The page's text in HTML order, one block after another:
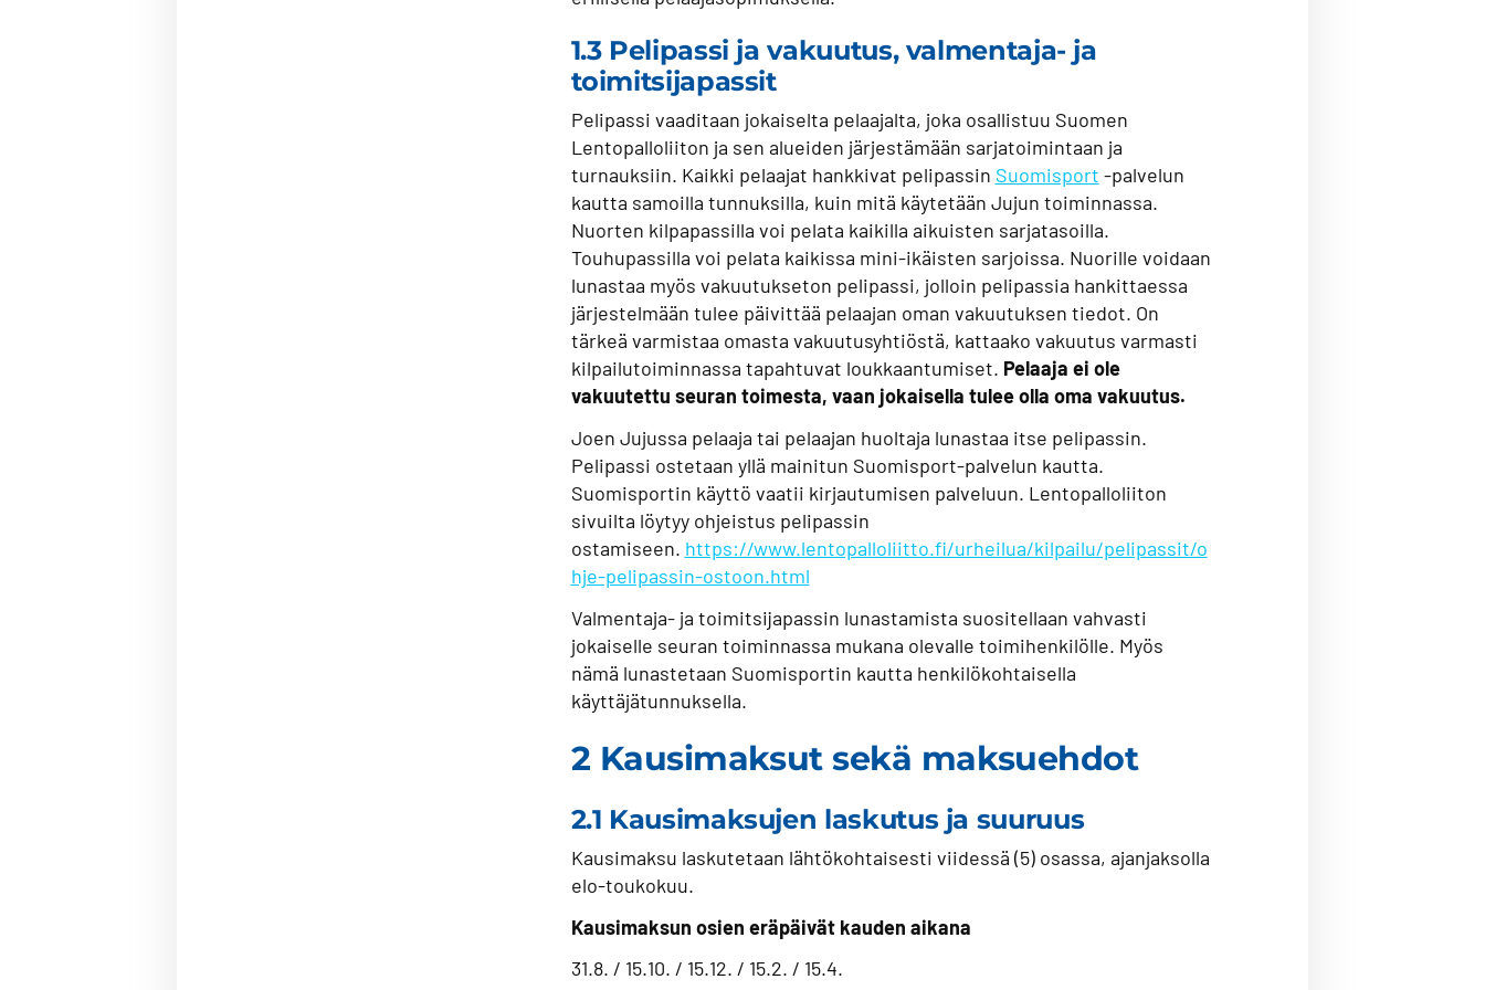
1.3 Pelipassi ja vakuutus, valmentaja- ja
toimitsijapassit
Pelipassi vaaditaan jokaiselta pelaajalta, joka osallistuu Suomen
Lentopalloliiton ja sen alueiden järjestämään sarjatoimintaan ja
turnauksiin. Kaikki pelaajat hankkivat pelipassin Suomisport -palvelun
kautta samoilla tunnuksilla, kuin mitä käytetään Jujun toiminnassa.
Nuorten kilpapassilla voi pelata kaikilla aikuisten sarjatasoilla.
Touhupassilla voi pelata kaikissa mini-ikäisten sarjoissa. Nuorille voidaan
lunastaa myös vakuutukseton pelipassi, jolloin pelipassia hankittaessa
järjestelmään tulee päivittää pelaajan oman vakuutuksen tiedot. On
tärkeä varmistaa omasta vakuutusyhtiöstä, kattaako vakuutus varmasti
kilpailutoiminnassa tapahtuvat loukkaantumiset. Pelaaja ei ole
vakuutettu seuran toimesta, vaan jokaisella tulee olla oma vakuutus.
Joen Jujussa pelaaja tai pelaajan huoltaja lunastaa itse pelipassin.
Pelipassi ostetaan yllä mainitun Suomisport-palvelun kautta.
Suomisportin käyttö vaatii kirjautumisen palveluun. Lentopalloliiton
sivuilta löytyy ohjeistus pelipassin
ostamiseen. https://www.lentopalloliitto.fi/urheilua/kilpailu/pelipassit/o
hje-pelipassin-ostoon.html
Valmentaja- ja toimitsijapassin lunastamista suositellaan vahvasti
jokaiselle seuran toiminnassa mukana olevalle toimihenkilölle. Myös
nämä lunastetaan Suomisportin kautta henkilökohtaisella
käyttäjätunnuksella.
2 Kausimaksut sekä maksuehdot
2.1 Kausimaksujen laskutus ja suuruus
Kausimaksu laskutetaan lähtökohtaisesti viidessä (5) osassa, ajanjaksolla
elo-toukokuu.
Kausimaksun osien eräpäivät kauden aikana
31.8. / 15.10. / 15.12. / 15.2. / 15.4.